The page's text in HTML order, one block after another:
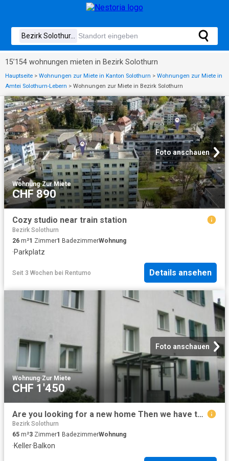
15’154 wohnungen mieten in Bezirk Solothurn
Hauptseite > Wohnungen zur Miete in Kanton Solothurn > Wohnungen zur Miete in
Amtei Solothurn-Lebern > Wohnungen zur Miete in Bezirk Solothurn
Foto anschauen
Wohnung·Zur Miete
CHF 890
Cozy studio near train station
Bezirk Solothurn
26 m²1 Zimmer1 BadezimmerWohnung
·Parkplatz
Seit 3 Wochen bei Rentumo Details ansehen
Foto anschauen
Wohnung·Zur Miete
CHF 1'450
Are you looking for a new home Then we have the solution
Bezirk Solothurn
65 m²3 Zimmer1 BadezimmerWohnung
·Keller·Balkon